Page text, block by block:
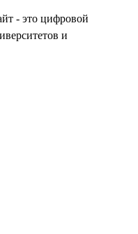
- это цифровой
и